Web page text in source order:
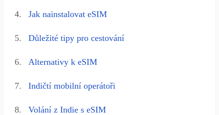
4. Jak nainstalovat eSIM
5. Důležité tipy pro cestování
6. Alternativy k eSIM
7. Indičtí mobilní operátoři
8. Volání z Indie s eSIM